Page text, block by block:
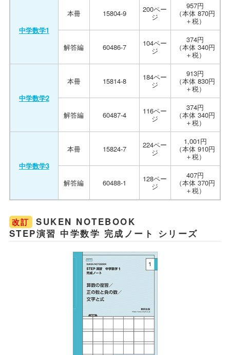
中学数学1
本冊 15804-9 200ペー
ジ
957円
（本体 870円
＋税）
解答編 60486-7 104ペー
ジ
374円
（本体 340円
＋税）
中学数学2
本冊 15814-8 184ペー
ジ
913円
（本体 830円
＋税）
解答編 60487-4 116ペー
ジ
374円
（本体 340円
＋税）
中学数学3
本冊 15824-7 224ペー
ジ
1,001円
（本体 910円
＋税）
解答編 60488-1 128ペー
ジ
407円
（本体 370円
＋税）
改訂
SUKEN NOTEBOOK
STEP演習 中学数学 完成ノート シリーズ